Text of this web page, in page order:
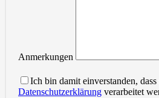
Anmerkungen
Ich bin damit einverstanden,
Datenschutzerklärung verarbeitet